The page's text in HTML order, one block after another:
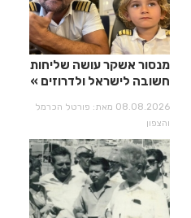
מנסור אשקר עושה שליחות
חשובה לישראל ולדרוזים
08.08.2026 מאת: פורטל הכרמל
והצפון